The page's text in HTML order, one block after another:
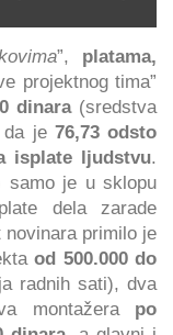
”, platama,
projektnog tima”
dinara(sredstva
da je 76,73 odsto
isplate ljudstvu.
samo je u sklopu
dela zarade
novinara primilo je
od 500.000 do
radnih sati), dva
montažera po